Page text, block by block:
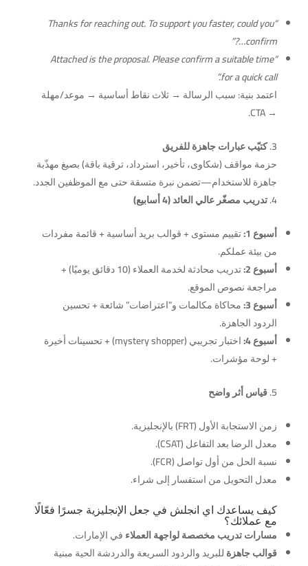
“Thanks for reaching out. To support you faster, could you
confirm…?”
“Attached is the proposal. Please confirm a suitable time
for a quick call.”
اعتمد بنية: سبب الرسالة → ثلاث نقاط أساسية → موعد/مهلة
→ CTA.
كتيّب عبارات جاهزة للفريق
حزمة مواقف (شكاوى، تأخير، استرداد، ترقية باقة) بصيغ مهذّبة
جاهزة للاستخدام—تضمن نبرة متسقة حتى مع الموظفين الجدد.
تدريب مصغّر عالي العائد (4 أسابيع)
أسبوع 1: تقييم مستوى + قوالب بريد أساسية + قائمة مفردات
من بيئة عملكم.
أسبوع 2:
تدريب محادثة لخدمة العملاء (10 دقائق يوميًا) +
مراجعة نصوص الموقع.
أسبوع 3: محاكاة مكالمات و”اعتراضات” شائعة + تحسين
الردود الجاهزة.
أسبوع 4:
اختبار تجريبي (mystery shopper) + تحسينات أخيرة
+ لوحة مؤشرات.
قياس أثر واضح
زمن الاستجابة الأول (FRT) بالإنجليزية.
معدل الرضا بعد التفاعل (CSAT).
نسبة الحل من أول تواصل (FCR).
معدل التحويل من استفسار إلى شراء.
كيف يساعدك اي انجلش في جعل الإنجليزية جسرًا فعّالًا
مع عملائك؟
مسارات تدريب مخصصة لواجهة العملاءفي الإمارات.
قوالب جاهزةللبريد والردود السريعة والدردشة الحية مبنية